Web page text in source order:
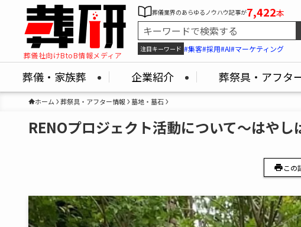
葬儀社向けBtoB情報メディア
葬儀業界のあらゆるノウハウ記事が7,422本
注目キーワード #集客#採用#AI#マーケティング
葬儀・家族葬 企業紹介 葬祭具・アフタ
ホーム 葬祭具・アフター情報 墓地・墓石
RENOプロジェクト活動について～はやし
この